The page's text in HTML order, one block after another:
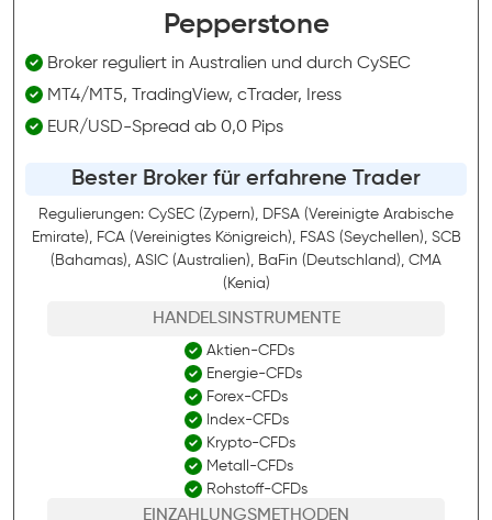
Pepperstone
Broker reguliert in Australien und durch CySEC
MT4/MT5, TradingView, cTrader, Iress
EUR/USD-Spread ab 0,0 Pips
Bester Broker für erfahrene Trader
Regulierungen: CySEC (Zypern), DFSA (Vereinigte Arabische
Emirate), FCA (Vereinigtes Königreich), FSAS (Seychellen), SCB
(Bahamas), ASIC (Australien), BaFin (Deutschland), CMA
(Kenia)
HANDELSINSTRUMENTE
Aktien-CFDs
Energie-CFDs
Forex-CFDs
Index-CFDs
Krypto-CFDs
Metall-CFDs
Rohstoff-CFDs
EINZAHLUNGSMETHODEN